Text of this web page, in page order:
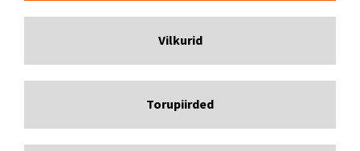
Vilkurid
Torupiirded